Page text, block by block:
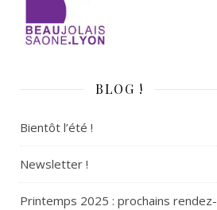
BLOG !
Bientôt l’été !
Newsletter !
Printemps 2025 : prochains rendez-